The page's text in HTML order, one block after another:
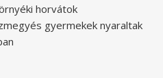
horvátok
gyermekek nyaraltak